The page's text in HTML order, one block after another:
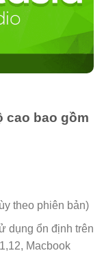
cao bao gồm
theo phiên bản)
dụng ổn định trên
Macbook